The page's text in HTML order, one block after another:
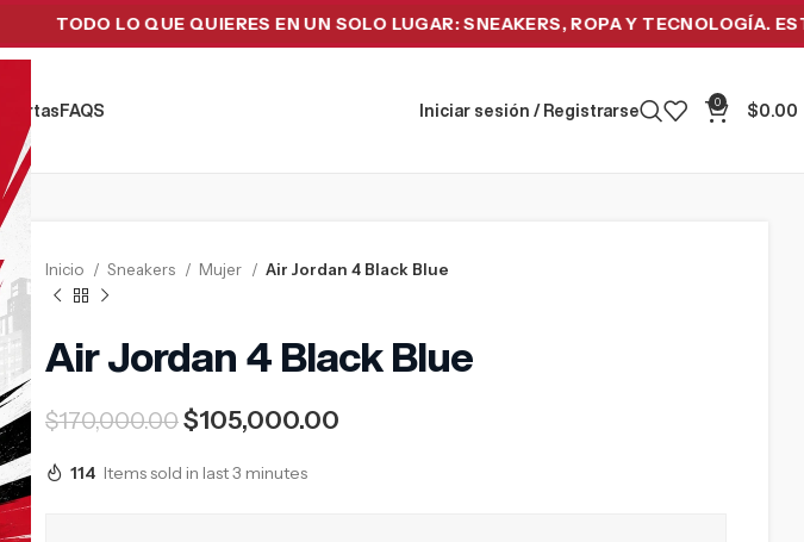
TODO LO QUE QUIERES EN UN SOLO LUGAR: SNEAKERS, ROPA Y TECNOLOGÍA.
Ofertas FAQ´S Iniciar sesión / Registrarse
0
$0.00
Inicio Sneakers Mujer Air Jordan 4 Black Blue
Air Jordan 4 Black Blue
$170,000.00$105,000.00
114 Items sold in last 3 minutes